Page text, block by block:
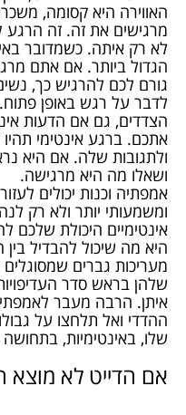
האווירה היא קסומה,
מרגישים את זה. זה הרגע
לא רק איתה. כשמדובר
הגדול ביותר. אם אתם
גורם לכם להרגיש כך,
לדבר על רגש באופן
הצדדים, גם אם הדעות
אתכם. ברגע אינטימי
ולתגובות שלה. אם היא
ושאלו מה היא מרגישה.
אמפתיה וכנות יכולים
ומשמעותי יותר ולא רק
אינטימיים היכולת שלכם
היא מה שיכול להבדיל בין
מעריכות גברים
שלהן בראש סדר
איתן. הרבה מעבר
ההדדי ואל תלחצו על
שלו, באינטימיות,
אם הדייט לא מוצא